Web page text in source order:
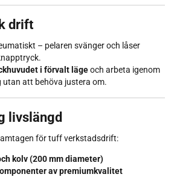
drift
– pelaren svänger och låser
i förvalt lägeoch arbeta igenom
att behöva justera om.
livslängd
för tuff verkstadsdrift:
kolv (200 mm diameter)
av premiumkvalitet